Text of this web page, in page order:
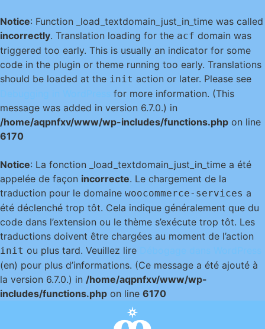
Notice: Function _load_textdomain_just_in_time was called
incorrectly. Translation loading for the acf domain was
triggered too early. This is usually an indicator for some
code in the plugin or theme running too early. Translations
should be loaded at the init action or later. Please see
for more information. (This
message was added in version 6.7.0.) in
/home/aqpnfxv/www/wp-includes/functions.php on line
6170
Notice: La fonction _load_textdomain_just_in_time a été
appelée de façon incorrecte. Le chargement de la
traduction pour le domaine woocommerce-services a
été déclenché trop tôt. Cela indique généralement que du
code dans l’extension ou le thème s’exécute trop tôt. Les
traductions doivent être chargées au moment de l’action
init ou plus tard. Veuillez lire
(en) pour plus d’informations. (Ce message a été ajouté à
la version 6.7.0.) in /home/aqpnfxv/www/wp-
includes/functions.php on line 6170